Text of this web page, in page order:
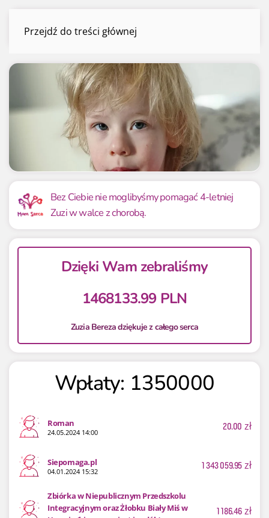
Przejdź do treści głównejZuzia Bereza
Mamy już
1 468 133.99 zł
Potrzebujemy
1 350 000 zł
108.75% 108.75%
Bez Ciebie nie moglibyśmy pomagać 4-letniej
Zuzi w walce z chorobą.
Dzięki Wam zebraliśmy
1468133.99 PLN
Zuzia Bereza dziękuje z całego serca
Wpłaty: 1350000
Roman
24.05.2024 14:00 20.00 zł
Siepomaga.pl
04.01.2024 15:32 1 343 059.95zł
Zbiórka w Niepublicznym Przedszkolu
Integracyjnym oraz Żłobku Biały Miś w
1 186.46zł